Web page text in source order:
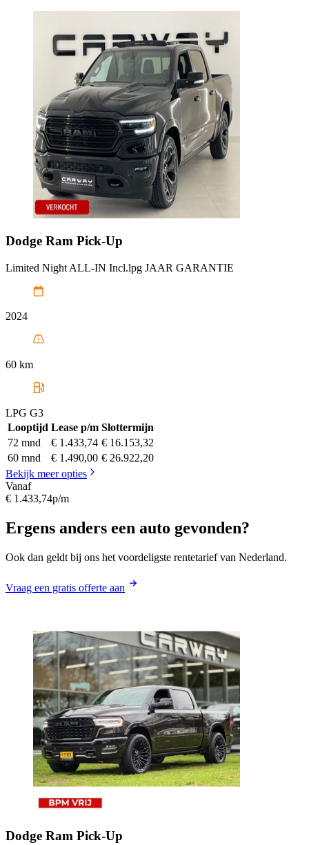
Dodge Ram Pick-Up
Limited Night ALL-IN Incl.lpg JAAR GARANTIE
2024
60 km
LPG G3
Looptijd Lease p/m Slottermijn
72 mnd
€ 1.433,74 € 16.153,32
60 mnd
€ 1.490,00 € 26.922,20
Bekijk meer opties
Vanaf
€ 1.433,74p/m
Ergens anders een auto gevonden?
Ook dan geldt bij ons het voordeligste rentetarief van Nederland.
Vraag een gratis offerte aan
Dodge Ram Pick-Up